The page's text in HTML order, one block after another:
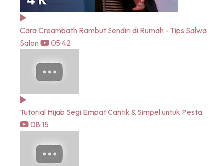
Cara Creambath Rambut Sendiri di Rumah - Tips Salwa
Salon
05:42
Tutorial Hijab Segi Empat Cantik & Simpel untuk Pesta
08:15